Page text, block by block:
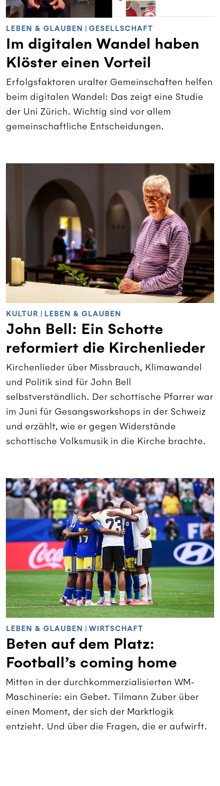
LEBEN & GLAUBEN GESELLSCHAFT
Im digitalen Wandel haben
Klöster einen Vorteil
Erfolgsfaktoren uralter Gemeinschaften helfen
beim digitalen Wandel: Das zeigt eine Studie
der Uni Zürich. Wichtig sind vor allem
gemeinschaftliche Entscheidungen.
KULTUR | LEBEN & GLAUBEN
John Bell: Ein Schotte
reformiert die Kirchenlieder
Kirchenlieder über Missbrauch, Klimawandel
und Politik sind für John Bell
selbstverständlich. Der schottische Pfarrer war
im Juni für Gesangsworkshops in der Schweiz
und erzählt, wie er gegen Widerstände
schottische Volksmusik in die Kirche brachte.
LEBEN & GLAUBEN | WIRTSCHAFT
Beten auf dem Platz:
Football’s coming home
Mitten in der durchkommerzialisierten WM-
Maschinerie: ein Gebet. Tilmann Zuber über
einen Moment, der sich der Marktlogik
entzieht. Und über die Fragen, die er aufwirft.